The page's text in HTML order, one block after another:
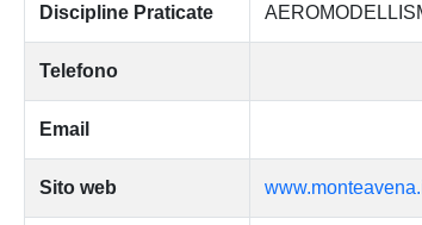
Discipline Praticate
Telefono
Email
Sito web